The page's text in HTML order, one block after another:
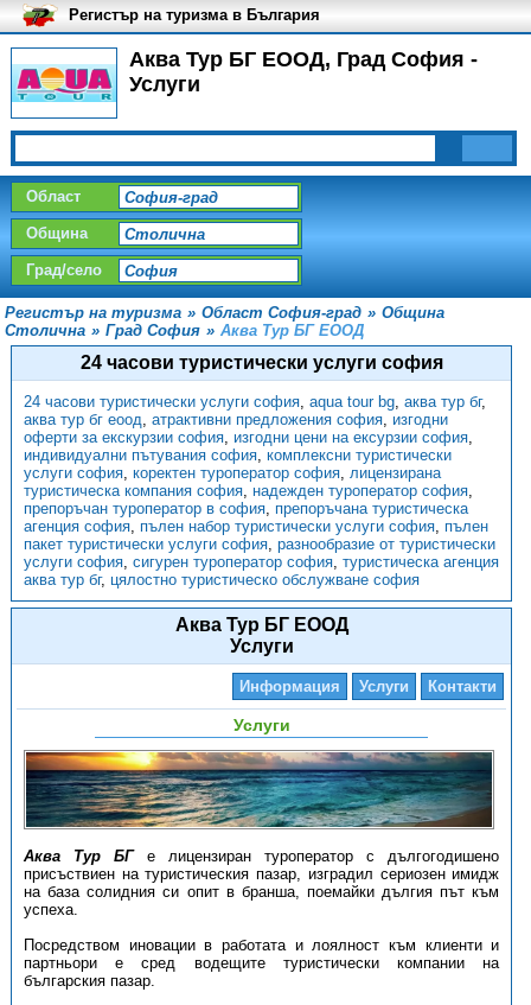
Аква Тур БГ ЕООД, Град София -
Услуги
Регистър на туризма в България
Област
Община
Град/село
Регистър на туризма » Област София-град » Община
Столична » Град София » Аква Тур БГ ЕООД
24 часови туристически услуги софия
24 часови туристически услуги софия, aqua tour bg, аква тур бг,
аква тур бг еоод, атрактивни предложения софия, изгодни
оферти за екскурзии софия, изгодни цени на ексурзии софия,
индивидуални пътувания софия, комплексни туристически
услуги софия, коректен туроператор софия, лицензирана
туристическа компания софия, надежден туроператор софия,
препоръчан туроператор в софия, препоръчана туристическа
агенция софия, пълен набор туристически услуги софия, пълен
пакет туристически услуги софия, разнообразие от туристически
услуги софия, сигурен туроператор софия, туристическа агенция
аква тур бг, цялостно туристическо обслужване софия
Аква Тур БГ ЕООД
Услуги
Информация Услуги Контакти
Услуги
Аква Тур БГе лицензиран туроператор с дългогодишено
присъствиен на туристическия пазар, изградил сериозен имидж
на база солидния си опит в бранша, поемайки дългия път към
успеха.
Посредством иновации в работата и лоялност към клиенти и
партньори е сред водещите туристически компании на
българския пазар.